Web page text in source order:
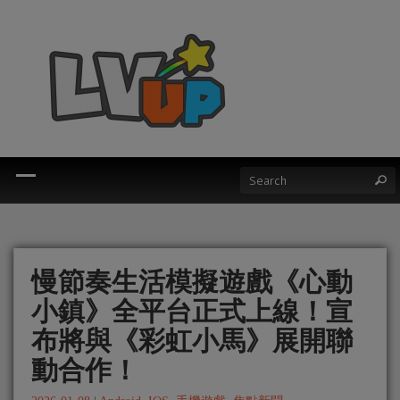
慢節奏生活模擬遊戲《心動
小鎮》全平台正式上線！宣
布將與《彩虹小馬》展開聯
動合作！